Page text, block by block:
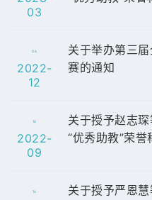
03
06
2022-
12
关于举办第三
赛的通知
16
2022-
09
关于授予赵志
“优秀助教”荣誉
14
关于授予严恩